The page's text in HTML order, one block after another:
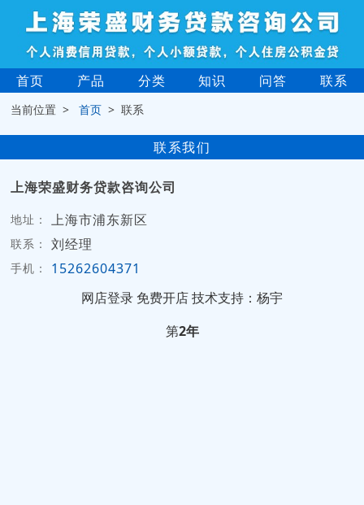
首页 产品 分类 知识 问答 联系
当前位置 >首页 > 联系
联系我们
上海荣盛财务贷款咨询公司
地址： 上海市浦东新区
联系： 刘经理
手机：
15262604371
网店登录 免费开店技术支持：杨宇
第2年